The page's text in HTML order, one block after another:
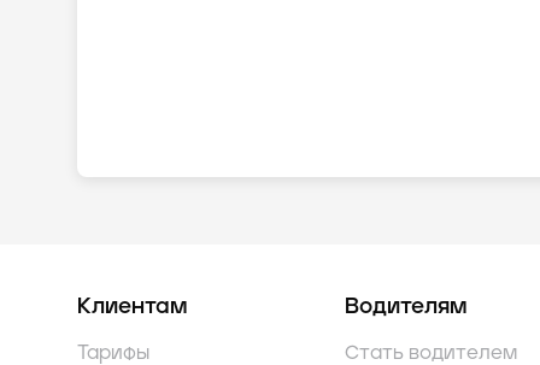
Клиентам
Тарифы
Водителям
Стать водителем